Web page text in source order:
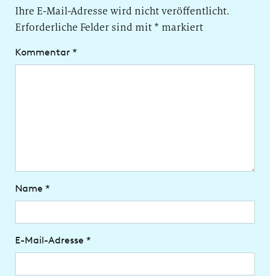
Ihre E-Mail-Adresse wird nicht veröffentlicht.
Erforderliche Felder sind mit* markiert
Kommentar *
Name *
E-Mail-Adresse *